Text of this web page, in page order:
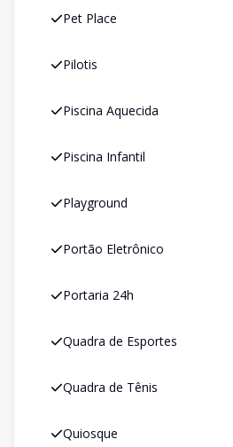
Pet Place
Pilotis
Piscina Aquecida
Piscina Infantil
Playground
Portão Eletrônico
Portaria 24h
Quadra de Esportes
Quadra de Tênis
Quiosque